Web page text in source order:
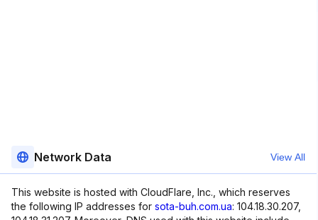
Network Data View All
This website is hosted with CloudFlare, Inc., which reserves
the following IP addresses for sota-buh.com.ua: 104.18.30.207,